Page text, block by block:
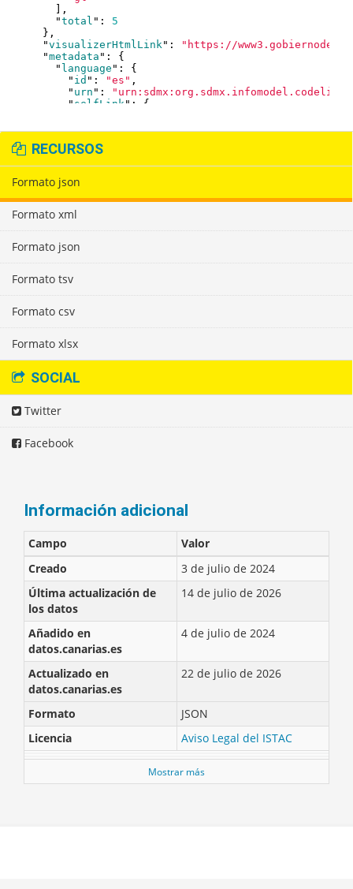
RECURSOS
Formato json
Formato xml
Formato json
Formato tsv
Formato csv
Formato xlsx
SOCIAL
Twitter
Facebook
Información adicional
Campo
Valor
Creado
3 de julio de 2024
Última actualización de
los datos
14 de julio de 2026
Añadido en
datos.canarias.es
4 de julio de 2024
Actualizado en
datos.canarias.es
22 de julio de 2026
Formato
JSON
Licencia
Aviso Legal del ISTAC
Mostrar más